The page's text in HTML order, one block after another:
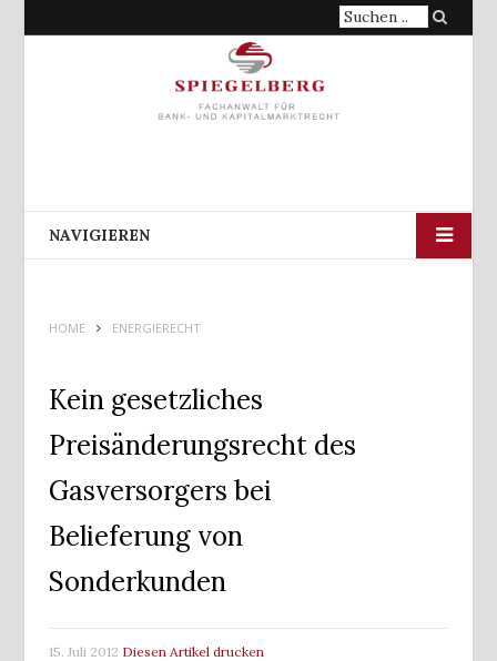
Suche
NAVIGIEREN
HOME ENERGIERECHT
Kein gesetzliches
Preisänderungsrecht des
Gasversorgers bei
Belieferung von
Sonderkunden
15. Juli 2012 Diesen Artikel drucken